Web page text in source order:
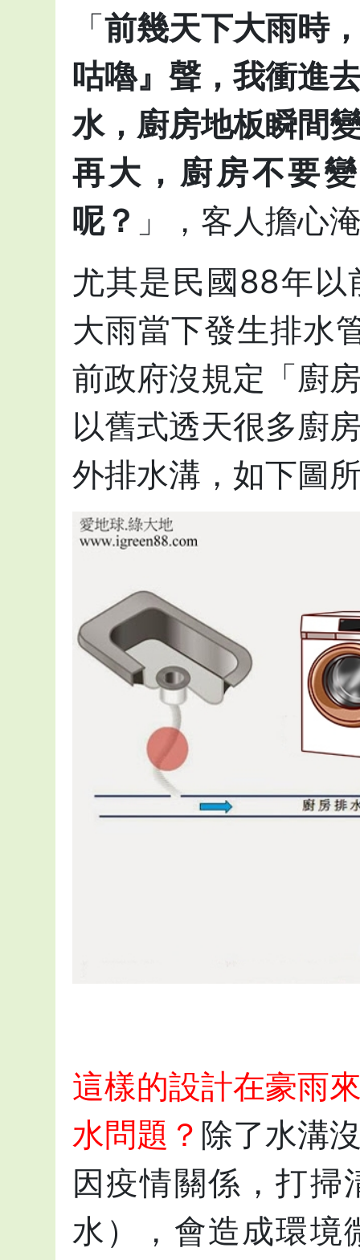
「前幾天下大雨時
咕嚕』聲，我衝進
水，廚房地板瞬間
再大，廚房不要
呢？ 」，客人擔心
尤其是民國88年以
大雨當下發生排水
前政府沒規定「廚
以舊式透天很多廚
外排水溝，如下圖
這樣的設計在豪雨
水問題？ 除了水溝
因疫情關係，打掃
水），會造成環境